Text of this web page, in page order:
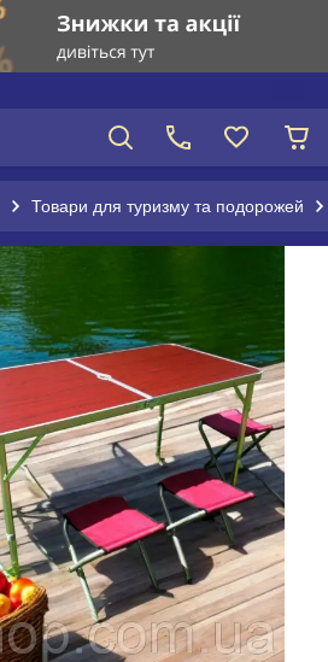
Товари для туризму та подорожей